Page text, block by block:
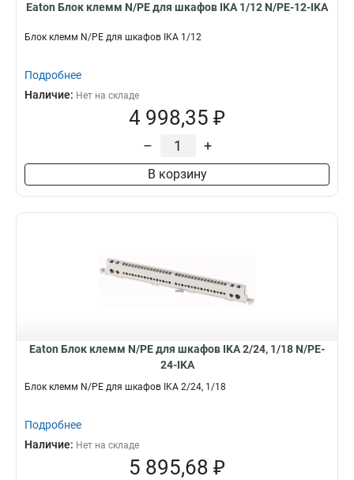
Eaton Блок клемм N/PE для шкафов IKA 1/12 N/PE-12-IKA
Блок клемм N/PE для шкафов IKA 1/12
Подробнее
Наличие: Нет на складе
4 998,35 ₽
– +
В корзину
Eaton Блок клемм N/PE для шкафов IKA 2/24, 1/18 N/PE-
24-IKA
Блок клемм N/PE для шкафов IKA 2/24, 1/18
Подробнее
Наличие: Нет на складе
5 895,68 ₽